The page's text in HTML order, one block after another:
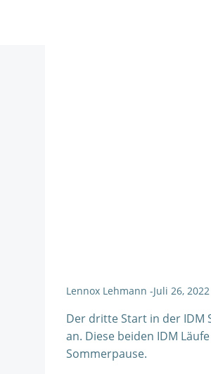
Lennox Lehmann -Juli 26, 2022
Der dritte Start in der IDM
an. Diese beiden IDM
Sommerpause.